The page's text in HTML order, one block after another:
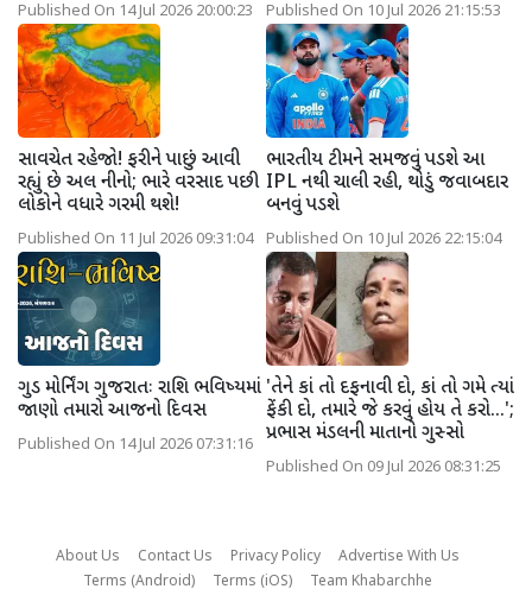
Published On 14 Jul 2026 20:00:23 Published On 10 Jul 2026 21:15:53
સાવચેત રહેજો! ફરીને પાછું આવી
રહ્યું છે અલ નીનો; ભારે વરસાદ પછી
લોકોને વધારે ગરમી થશે!
Published On 11 Jul 2026 09:31:04
ભારતીય ટીમને સમજવું પડશે આ
IPL નથી ચાલી રહી, થોડું જવાબદાર
બનવું પડશે
Published On 10 Jul 2026 22:15:04
ગુડ મોર્નિંગ ગુજરાતઃ રાશિ ભવિષ્યમાં
જાણો તમારો આજનો દિવસ
Published On 14 Jul 2026 07:31:16
'તેને કાં તો દફનાવી દો, કાં તો ગમે ત્યાં
ફેંકી દો, તમારે જે કરવું હોય તે કરો...';
પ્રભાસ મંડલની માતાનો ગુસ્સો
Published On 09 Jul 2026 08:31:25
About Us Contact Us Privacy Policy
Advertise With Us
Terms (Android)
Terms (iOS) Team Khabarchhe